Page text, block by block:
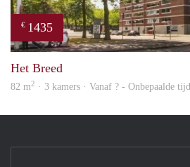
€ 1435
Het Breed
82 m2 · 3 kamers · Vanaf ? - Onbepaalde tijd